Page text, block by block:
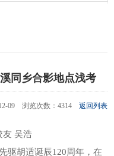
同乡合影地点浅考
09 浏览次数：4314 返回列表
友 吴浩
胡适诞辰120周年，在